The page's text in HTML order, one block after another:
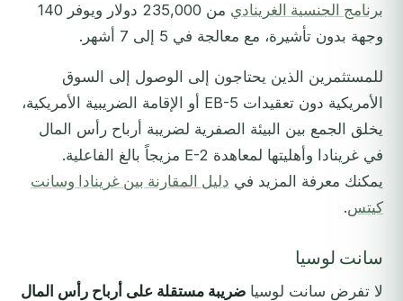
برنامج الجنسية الغرينادي
من 235,000 دولار ويوفر 140
وجهة بدون تأشيرة، مع معالجة في 5 إلى 7 أشهر.
للمستثمرين الذين يحتاجون إلى الوصول إلى السوق
الأمريكية دون تعقيدات EB-5 أو الإقامة الضريبية الأمريكية،
يخلق الجمع بين البيئة الصفرية لضريبة أرباح رأس المال
في غرينادا وأهليتها لمعاهدة E-2 مزيجاً بالغ الفاعلية.
يمكنك معرفة المزيد في دليل المقارنة بين غرينادا وسانت
كيتس.
سانت لوسيا
لا تفرض سانت لوسيا ضريبة مستقلة على أرباح رأس المال